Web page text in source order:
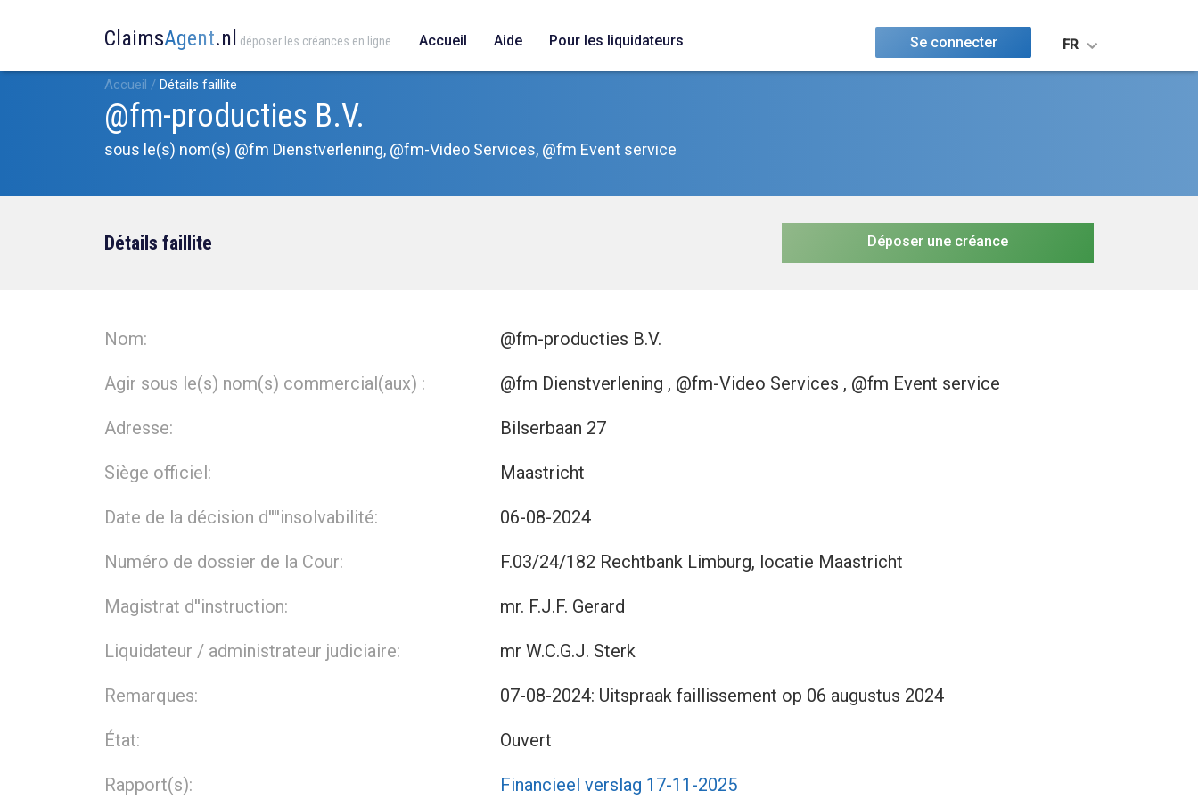
ClaimsAgent.nl déposer les créances en ligne Accueil Aide Pour les liquidateurs Se connecter FR
Accueil / Détails faillite
@fm-producties B.V.
sous le(s) nom(s) @fm Dienstverlening, @fm-Video Services, @fm Event service
Détails faillite Déposer une créance
Nom: @fm-producties B.V.
Agir sous le(s) nom(s) commercial(aux) : @fm Dienstverlening , @fm-Video Services , @fm Event service
Adresse: Bilserbaan 27
Siège officiel: Maastricht
Date de la décision d''''insolvabilité: 06-08-2024
Numéro de dossier de la Cour: F.03/24/182 Rechtbank Limburg, locatie Maastricht
Magistrat d''instruction: mr. F.J.F. Gerard
Liquidateur / administrateur judiciaire: mr W.C.G.J. Sterk
Remarques: 07-08-2024: Uitspraak faillissement op 06 augustus 2024
État: Ouvert
Rapport(s): Financieel verslag 17-11-2025